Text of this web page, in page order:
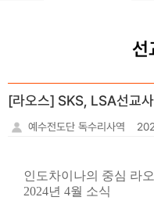
선
[라오스] SKS, LSA선교
예수전도단 독수리사역
인도차이나의 중심 라
2024년 4월 소식